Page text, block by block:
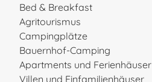
Bed & Breakfast
Agritourismus
Campingplätze
Bauernhof-Camping
Apartments und Ferienhäuser
Villen und Einfamilienhäuser